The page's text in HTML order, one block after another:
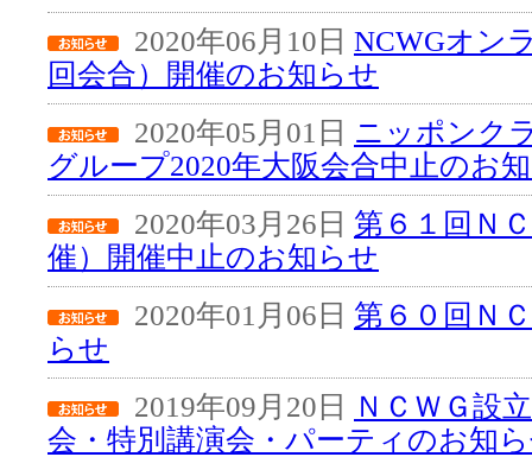
2020年06月10日 NCWGオン
回会合）開催のお知らせ
2020年05月01日 ニッポンク
グループ2020年大阪会合中止のお
2020年03月26日 第６１回Ｎ
催）開催中止のお知らせ
2020年01月06日 第６０回Ｎ
らせ
2019年09月20日
ＮＣＷＧ設
会・特別講演会・パーティのお知